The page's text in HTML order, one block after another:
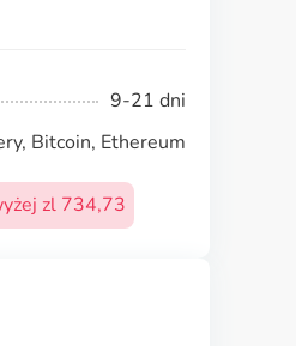
9-21 dni
Bitcoin, Ethereum
zl 734,73